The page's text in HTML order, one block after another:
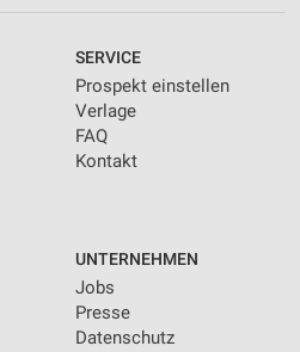
SERVICE
Prospekt einstellen
Verlage
FAQ
Kontakt
UNTERNEHMEN
Jobs
Presse
Datenschutz